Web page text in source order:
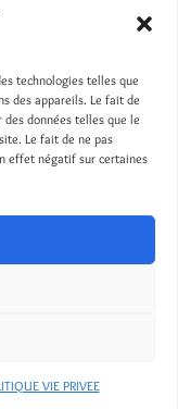
technologies telles que
des appareils. Le fait de
données telles que le
Le fait de ne pas
effet négatif sur certaines
VIE PRIVEE